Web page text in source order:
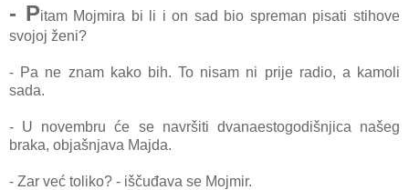
- Pitam Mojmira bi li i on sad bio spreman pisati stihove
svojoj ženi?
- Pa ne znam kako bih. To nisam ni prije radio, a kamoli
sada.
- U novembru će se navršiti dvanaestogodišnjica našeg
braka, objašnjava Majda.
- Zar već toliko? - iščuđava se Mojmir.